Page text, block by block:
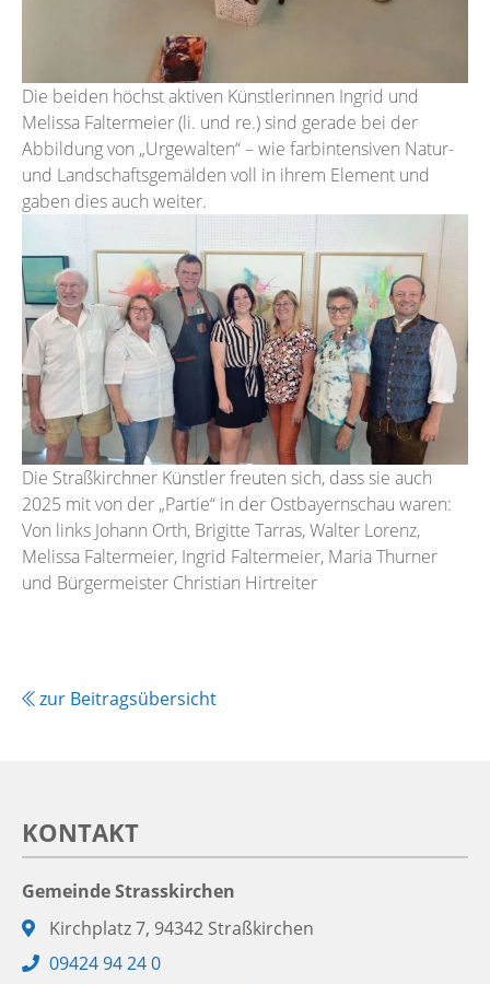
Die beiden höchst aktiven Künstlerinnen Ingrid und
Melissa Faltermeier (li. und re.) sind gerade bei der
Abbildung von „Urgewalten“ – wie farbintensiven Natur-
und Landschaftsgemälden voll in ihrem Element und
gaben dies auch weiter.
Die Straßkirchner Künstler freuten sich, dass sie auch
2025 mit von der „Partie“ in der Ostbayernschau waren:
Von links Johann Orth, Brigitte Tarras, Walter Lorenz,
Melissa Faltermeier, Ingrid Faltermeier, Maria Thurner
und Bürgermeister Christian Hirtreiter
zur Beitragsübersicht
KONTAKT
Gemeinde Strasskirchen
Adresse:
Kirchplatz 7, 94342 Straßkirchen
Telefon:
09424 94 24 0